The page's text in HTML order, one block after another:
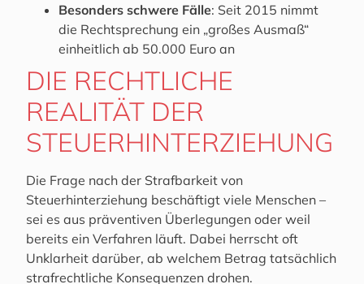
Besonders schwere Fälle: Seit 2015 nimmt
die Rechtsprechung ein „großes Ausmaß“
einheitlich ab 50.000 Euro an
DIE RECHTLICHE
REALITÄT DER
STEUERHINTERZIEHUNG
Die Frage nach der Strafbarkeit von
Steuerhinterziehung beschäftigt viele Menschen –
sei es aus präventiven Überlegungen oder weil
bereits ein Verfahren läuft. Dabei herrscht oft
Unklarheit darüber, ab welchem Betrag tatsächlich
strafrechtliche Konsequenzen drohen.